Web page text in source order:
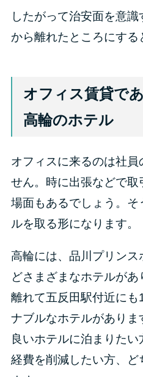
したがって治安面を意
から離れたところにする
オフィス賃貸で
高輪のホテル
オフィスに来るのは社員
せん。時に出張などで取
場面もあるでしょう。
ルを取る形になります。
高輪には、品川プリン
どさまざまなホテルが
離れて五反田駅付近に
ナブルなホテルがありま
良いホテルに泊まりた
経費を削減したい方、